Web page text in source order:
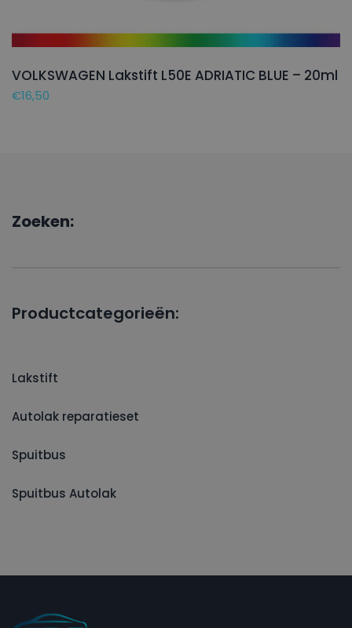
VOLKSWAGEN Lakstift L50E ADRIATIC BLUE – 20ml
€16,50
Zoeken:
Productcategorieën:
Lakstift
Autolak reparatieset
Spuitbus
Spuitbus Autolak